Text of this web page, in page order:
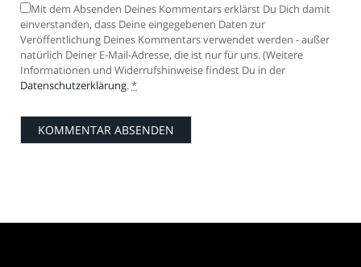
Mit dem Absenden Deines Kommentars erklärst Du Dich damit
einverstanden, dass Deine eingegebenen Daten zur
Veröffentlichung Deines Kommentars verwendet werden - außer
natürlich Deiner E-Mail-Adresse, die ist nur für uns. (Weitere
Informationen und Widerrufshinweise findest Du in der
Datenschutzerklärung. *